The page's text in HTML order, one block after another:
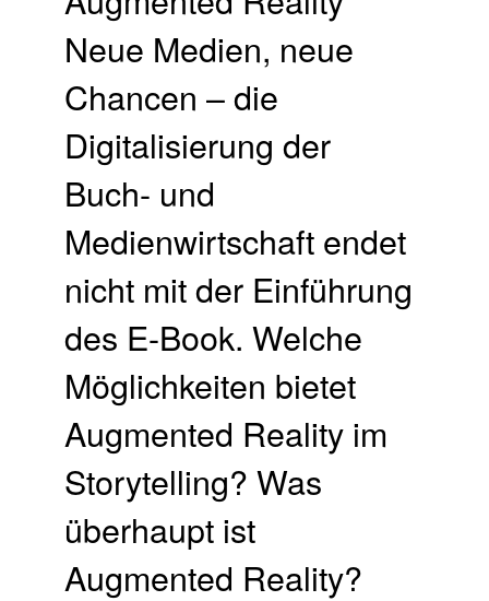
Neue Medien, neue
Chancen – die
Digitalisierung der
Buch- und
Medienwirtschaft endet
nicht mit der Einführung
des E-Book. Welche
Möglichkeiten bietet
Augmented Reality im
Storytelling? Was
überhaupt ist
Augmented Reality?